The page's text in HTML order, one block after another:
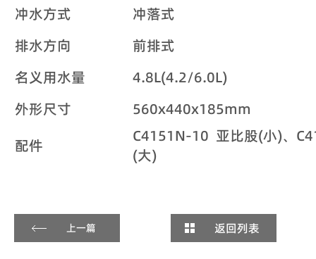
冲水方式
冲落式
排水方向
前排式
名义用水量
4.8L(4.2/6.0L)
外形尺寸
560x440x185mm
配件
C4151N-10 亚比股(小)、
(大)
上一篇 返回列表